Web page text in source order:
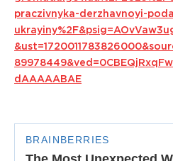
praczivnyka-derzhavnoyi-
dAAAAABAE